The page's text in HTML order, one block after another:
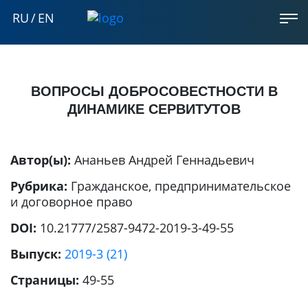
RU/EN
ВОПРОСЫ ДОБРОСОВЕСТНОСТИ В
ДИНАМИКЕ СЕРВИТУТОВ
Автор(ы): Ананьев Андрей Геннадьевич
Рубрика: Гражданское, предпринимательское
и договорное право
DOI: 10.21777/2587-9472-2019-3-49-55
Выпуск: 2019-3 (21)
Страницы: 49-55